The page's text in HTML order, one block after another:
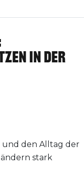
in der
und den Alltag der
stark